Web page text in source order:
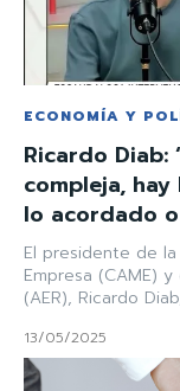
ECONOMÍA Y
Ricardo Diab:
compleja,
lo acordado
El presidente de
Empresa (CAME)
(AER), Ricardo
13/05/2025